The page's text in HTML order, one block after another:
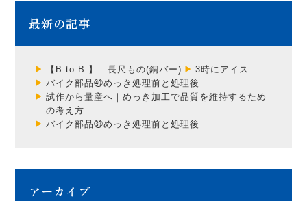
最新の記事
【B to B 】 長尺もの(銅バー)
3時にアイス
バイク部品㊵めっき処理前と処理後
試作から量産へ｜めっき加工で品質を維持するため
の考え方
バイク部品㊴めっき処理前と処理後
アーカイブ